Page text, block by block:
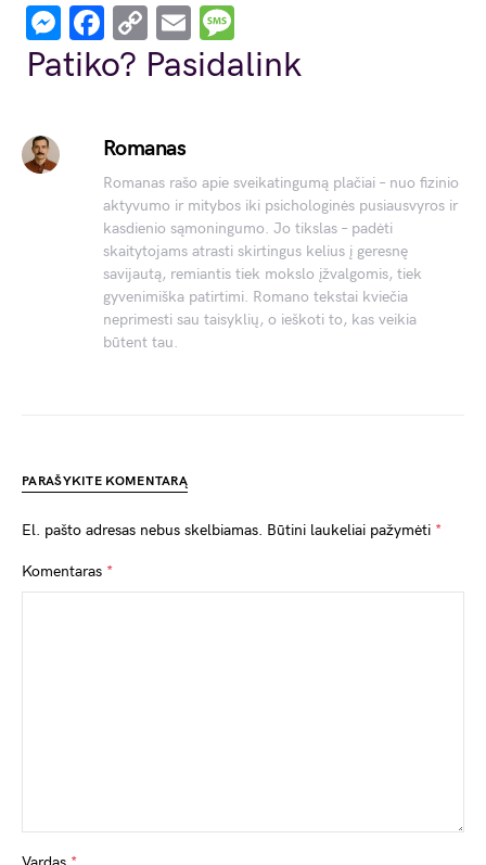
Messenger
Facebook
Copy
Link
Email
Patiko? Pasidalink
Romanas
Romanas rašo apie sveikatingumą plačiai – nuo fizinio
aktyvumo ir mitybos iki psichologinės pusiausvyros ir
kasdienio sąmoningumo. Jo tikslas – padėti
skaitytojams atrasti skirtingus kelius į geresnę
savijautą, remiantis tiek mokslo įžvalgomis, tiek
gyvenimiška patirtimi. Romano tekstai kviečia
neprimesti sau taisyklių, o ieškoti to, kas veikia
būtent tau.
PARAŠYKITE KOMENTARĄ
El. pašto adresas nebus skelbiamas. Būtini laukeliai pažymėti *
Komentaras *